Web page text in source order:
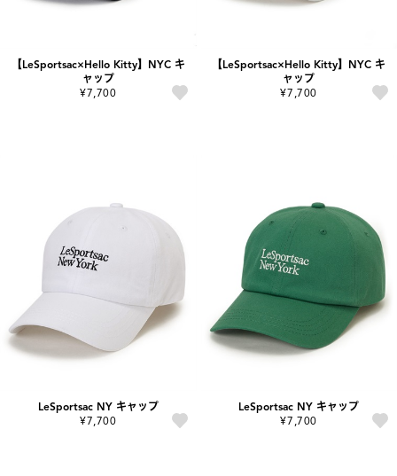
【LeSportsac×Hello Kitty】NYC キ
ャップ
¥7,700
【LeSportsac×Hello Kitty】NYC キ
ャップ
¥7,700
LeSportsac NY キャップ
¥7,700
LeSportsac NY キャップ
¥7,700